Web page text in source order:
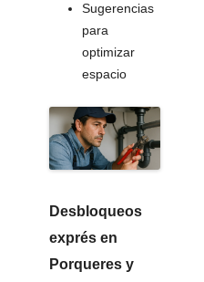
Sugerencias
para
optimizar
espacio
Desbloqueos
exprés en
Porqueres y